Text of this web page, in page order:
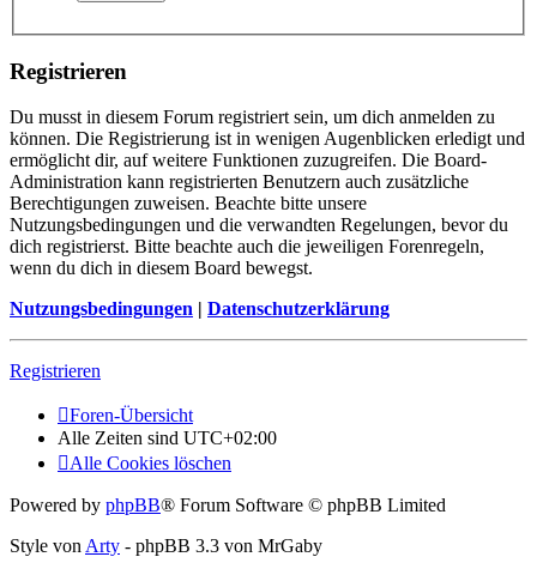
Registrieren
Du musst in diesem Forum registriert sein, um dich anmelden zu
können. Die Registrierung ist in wenigen Augenblicken erledigt und
ermöglicht dir, auf weitere Funktionen zuzugreifen. Die Board-
Administration kann registrierten Benutzern auch zusätzliche
Berechtigungen zuweisen. Beachte bitte unsere
Nutzungsbedingungen und die verwandten Regelungen, bevor du
dich registrierst. Bitte beachte auch die jeweiligen Forenregeln,
wenn du dich in diesem Board bewegst.
Nutzungsbedingungen | Datenschutzerklärung
Registrieren
Foren-Übersicht
Alle Zeiten sind UTC+02:00
Alle Cookies löschen
Powered by phpBB® Forum Software © phpBB Limited
Style vonArty - phpBB 3.3 von MrGaby